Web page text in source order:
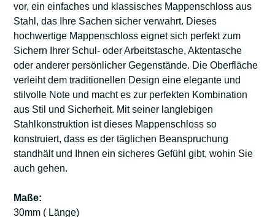
vor, ein einfaches und klassisches Mappenschloss aus
Stahl, das Ihre Sachen sicher verwahrt. Dieses
hochwertige Mappenschloss eignet sich perfekt zum
Sichern Ihrer Schul- oder Arbeitstasche, Aktentasche
oder anderer persönlicher Gegenstände. Die Oberfläche
verleiht dem traditionellen Design eine elegante und
stilvolle Note und macht es zur perfekten Kombination
aus Stil und Sicherheit. Mit seiner langlebigen
Stahlkonstruktion ist dieses Mappenschloss so
konstruiert, dass es der täglichen Beanspruchung
standhält und Ihnen ein sicheres Gefühl gibt, wohin Sie
auch gehen.
Maße:
30mm ( Länge)